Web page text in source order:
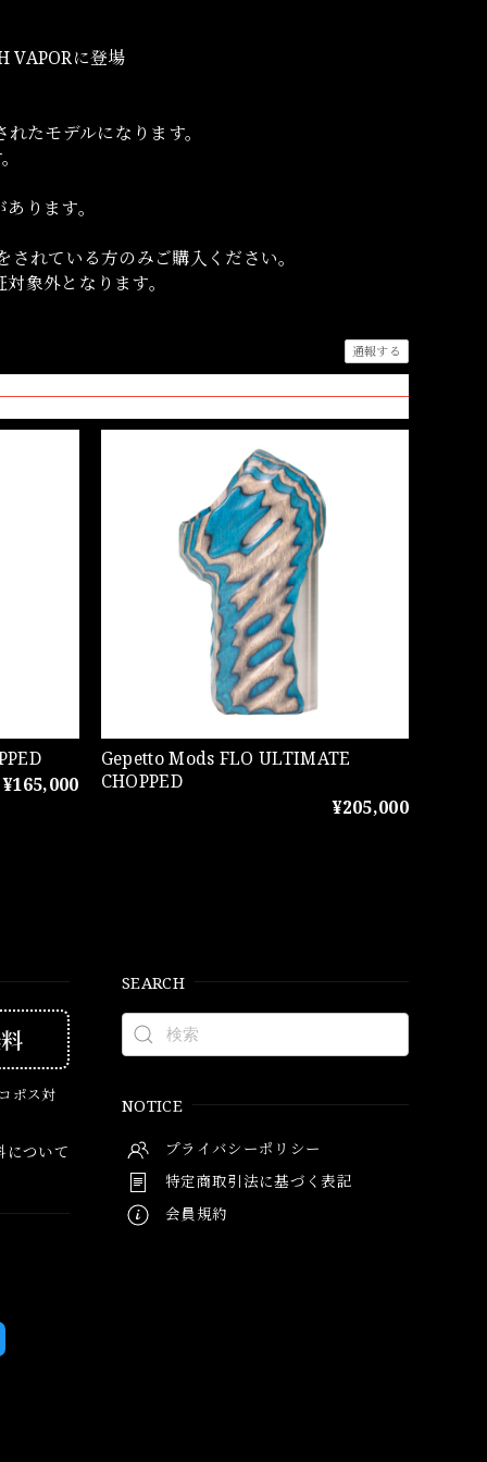
VAPORに登場
たモデルになります。
ります。
れている方のみご購入ください。
象外となります。
通報する
¥165,000
Gepetto Mods FLO ULTIMATE
CHOPPED
¥205,000
ポス対
ついて
SEARCH
NOTICE
プライバシーポリシー
特定商取引法に基づく表記
会員規約